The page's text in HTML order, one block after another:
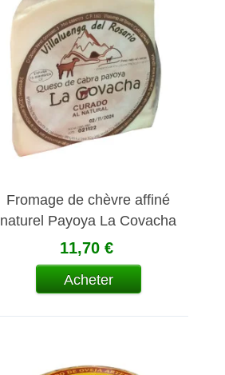
Fromage de chèvre affiné
naturel Payoya La Covacha
11,70 €
Acheter